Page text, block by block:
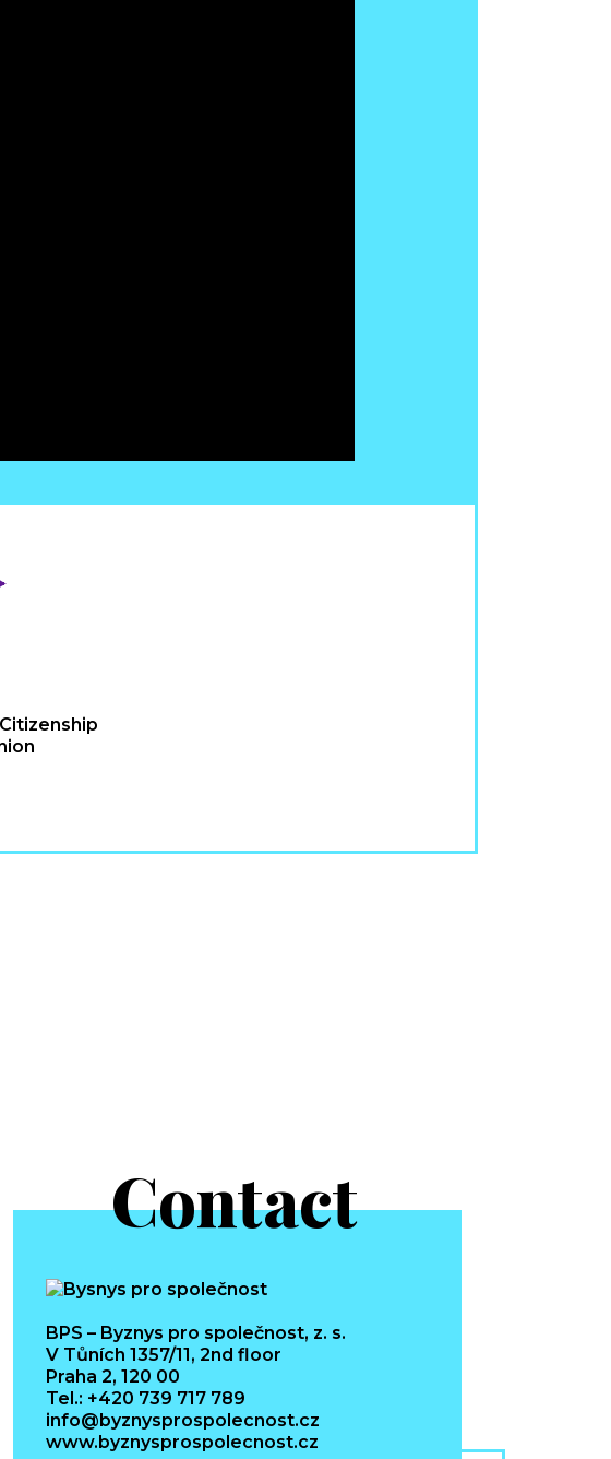
Contact
BPS – Byznys pro společnost, z. s.
V Tůních 1357/11, 2nd floor
Praha 2, 120 00
Tel.: +420 739 717 789
info@byznysprospolecnost.cz
www.byznysprospolecnost.cz